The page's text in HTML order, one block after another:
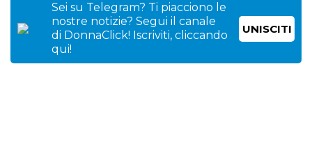
Sei su Telegram? Ti piacciono le
nostre notizie? Segui il canale
di DonnaClick! Iscriviti, cliccando
qui!
UNISCITI